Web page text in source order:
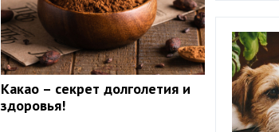
Какао – секрет долголетия и
здоровья!